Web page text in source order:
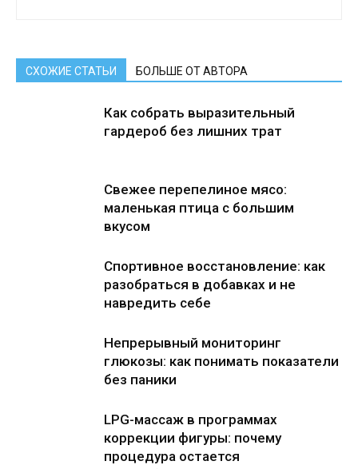
СХОЖИЕ СТАТЬИ БОЛЬШЕ ОТ АВТОРА
Как собрать выразительный
гардероб без лишних трат
Свежее перепелиное мясо:
маленькая птица с большим
вкусом
Спортивное восстановление: как
разобраться в добавках и не
навредить себе
Непрерывный мониторинг
глюкозы: как понимать показатели
без паники
LPG-массаж в программах
коррекции фигуры: почему
процедура остается